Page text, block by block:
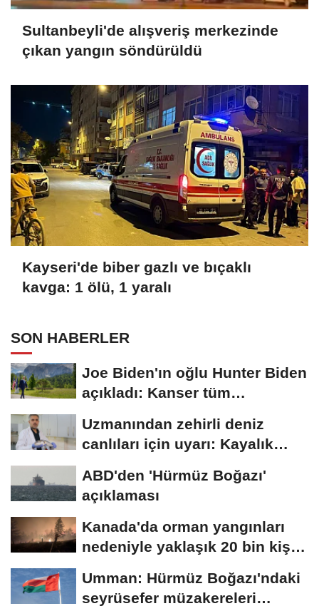
Sultanbeyli'de alışveriş merkezinde
çıkan yangın söndürüldü
Kayseri'de biber gazlı ve bıçaklı
kavga: 1 ölü, 1 yaralı
SON HABERLER
Joe Biden'ın oğlu Hunter Biden
açıkladı: Kanser tüm
Uzmanından zehirli deniz
canlıları için uyarı: Kayalık
ABD'den 'Hürmüz Boğazı'
açıklaması
Kanada'da orman yangınları
nedeniyle yaklaşık 20 bin kişi
Umman: Hürmüz Boğazı'ndaki
seyrüsefer müzakereleri